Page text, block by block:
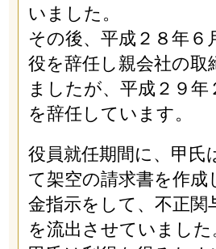
いました。
その後、平成２８年６
役を辞任し親会社の取
ましたが、平成２９年
を辞任しています。
役員就任期間に、甲氏
て架空の請求書を作成
金指示をして、不正関
を流出させていました